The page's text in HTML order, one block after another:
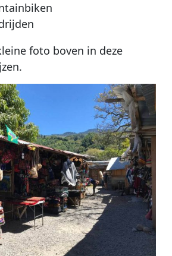
foto boven in deze